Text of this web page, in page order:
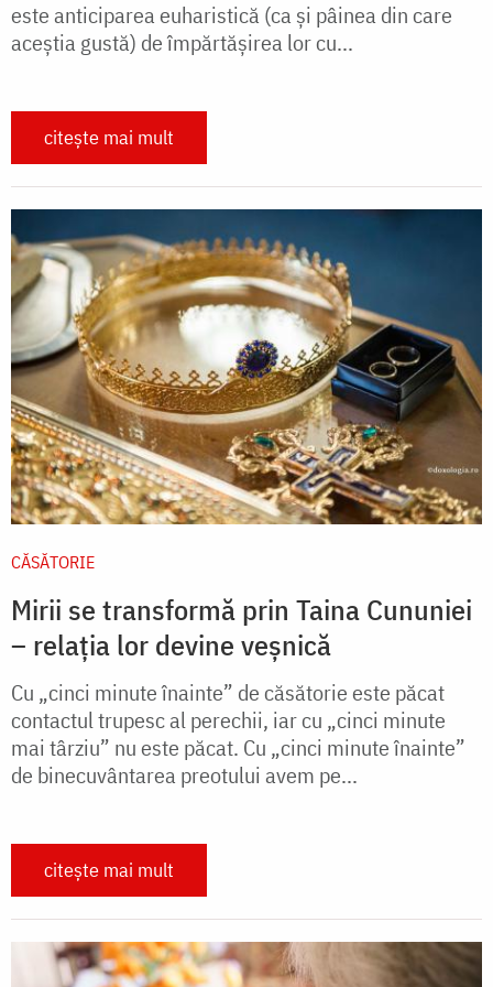
este anticiparea euharistică (ca și pâinea din care
aceștia gustă) de împărtășirea lor cu...
citește mai mult
CĂSĂTORIE
Mirii se transformă prin Taina Cununiei
– relația lor devine veșnică
Cu „cinci minute înainte” de căsătorie este păcat
contactul trupesc al perechii, iar cu „cinci minute
mai târziu” nu este păcat. Cu „cinci minute înainte”
de binecuvântarea preotului avem pe...
citește mai mult